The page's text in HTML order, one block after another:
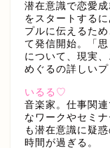
潜在意識で恋愛
をスタートする
プルに伝えるため
て発信開始。「
について、現実
めぐるの詳しい
いるる♡
音楽家。仕事関
なワークやセミ
も潜在意識に疑
時間が過ぎる。